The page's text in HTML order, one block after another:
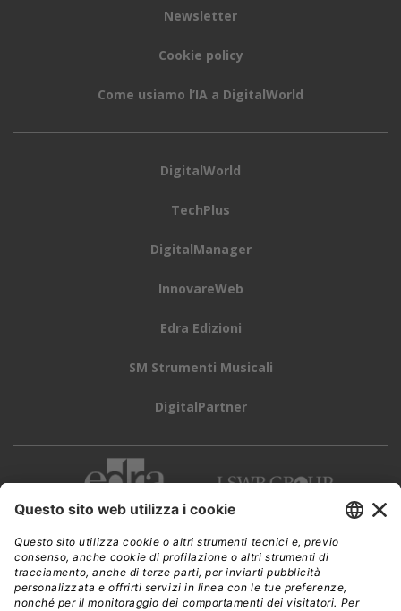
Newsletter
Cookie policy
Come usiamo l’IA a DigitalWorld
DigitalWorld
TechPlus
DigitalManager
InnovareWeb
Edra Edizioni
SM Strumenti Musicali
DigitalPartner
CWI è una testata giornalistica diEdra Edizioni s.r.l.
Direzione, amministrazione, redazione, pubblicità
Viale Enrico Forlanini 21 - 20134 Milano
Tel. +39 02 881841